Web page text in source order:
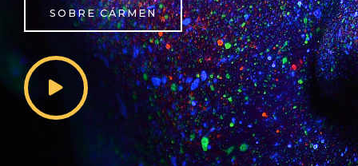
SOBRE CÁRMEN